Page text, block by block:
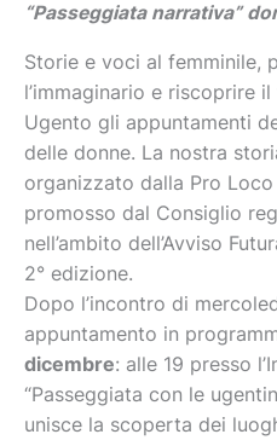
“Passeggiata narrativa”
Storie e voci al femminile,
l’immaginario e riscoprire
Ugento gli appuntamenti
delle donne. La nostra
organizzato dalla Pro
promosso dal Consiglio
nell’ambito dell’Avviso
2° edizione.
Dopo l’incontro di
appuntamento in
dicembre: alle 19 presso
“Passeggiata con le
unisce la scoperta dei